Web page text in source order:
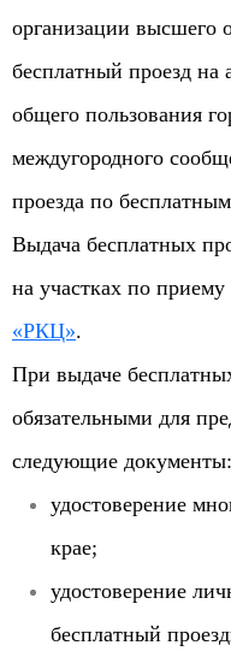
организации высшего
бесплатный проезд на
общего пользования
междугородного
проезда по
Выдача бесплатных
на участках по
«РКЦ».
При выдаче
обязательными для
следующие документы:
удостоверение
крае;
удостоверение
бесплатный